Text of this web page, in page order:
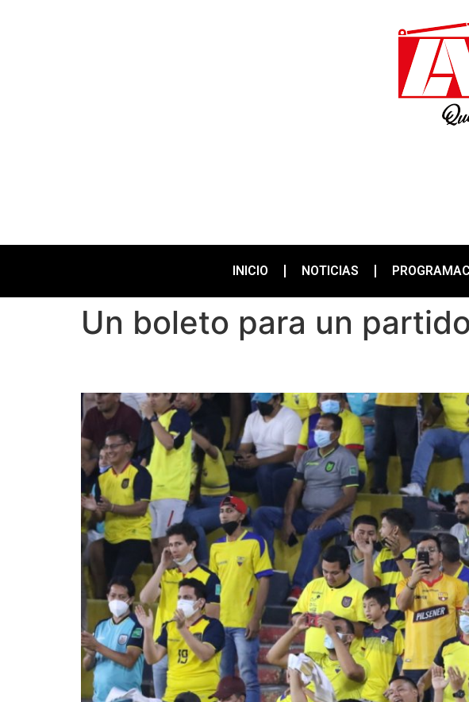
INICIO NOTICIAS
Un boleto para un